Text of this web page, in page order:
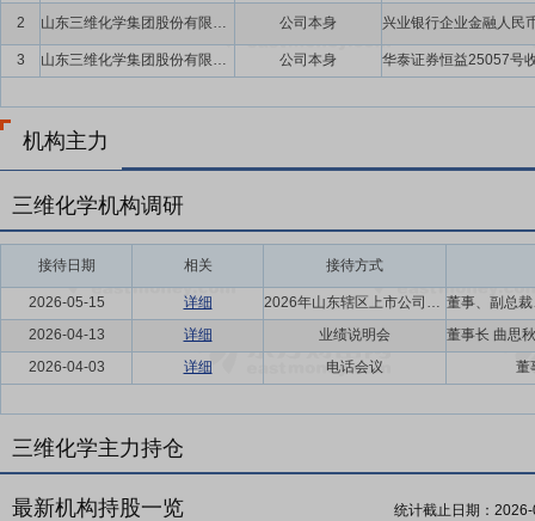
2
山东三维化学集团股份有限公司 公司本身
3 山东三维化学集团股份有限公司 公司本身
机构主力
三维化学机构调研
接待日期 相关 接待方式
2026-05-15 详细
2026年山东辖区上市公司投资者网上集体接待日活动
2026-04-13
详细
业绩说明会
2026-04-03
详细 电话会议 董
三维化学主力持仓
最新机构持股一览 统计截止日期：